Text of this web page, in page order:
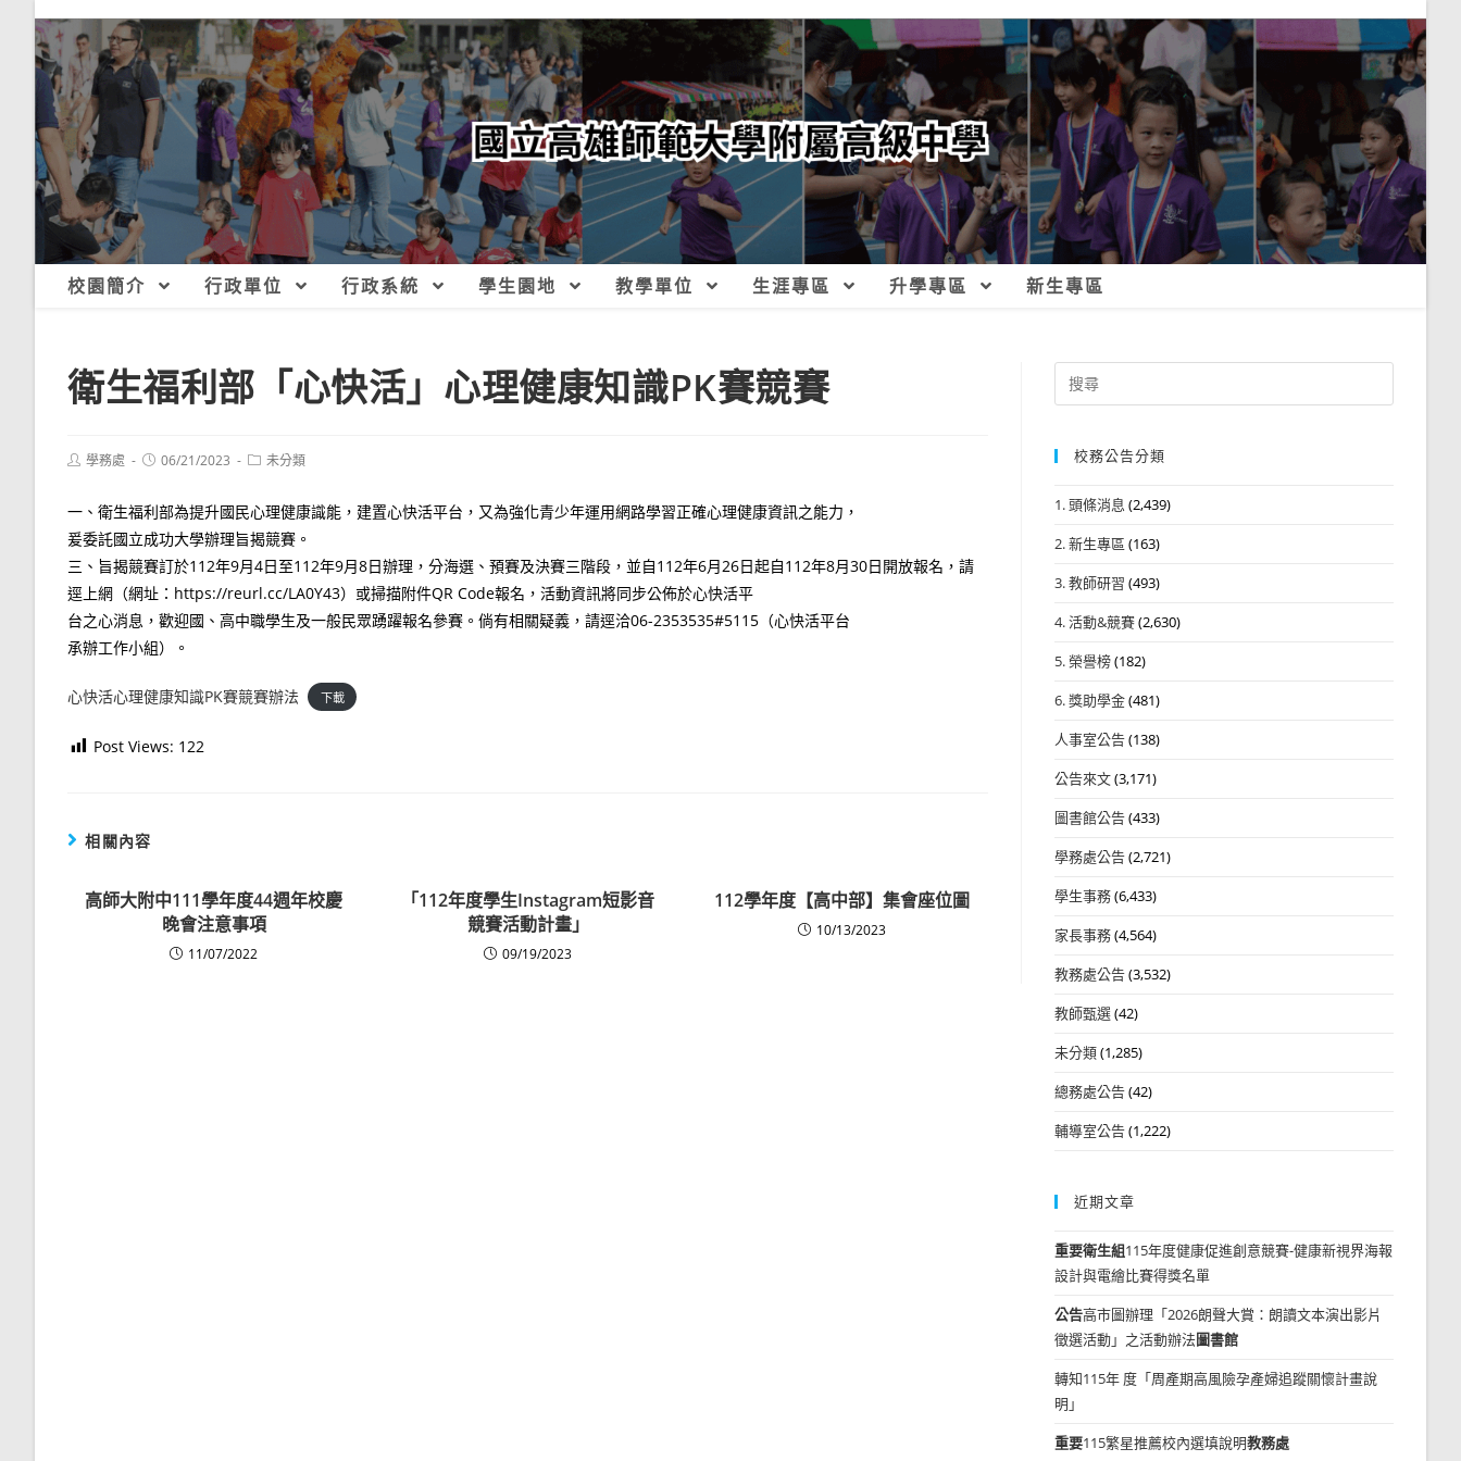
校園簡介 行政單位 行政系統 學生園地 教學單位 生涯專區 升學專區 新生專區
衛生福利部「心快活」心理健康知識PK賽競賽
Post學務處
Post06/21/2023
Post未分類
一、衛生福利部為提升國民心理健康識能，建置心快活平台，又為強化青少年運用網路學習正確心理健康資訊之能力，
爰委託國立成功大學辦理旨揭競賽。
三、旨揭競賽訂於112年9月4日至112年9月8日辦理，分海選、預賽及決賽三階段，並自112年6月26日起自112年8月30日開放報名，請
逕上網（網址：https://reurl.cc/LA0Y43）或掃描附件QR Code報名，活動資訊將同步公佈於心快活平
台之心消息，歡迎國、高中職學生及一般民眾踴躍報名參賽。倘有相關疑義，請逕洽06-2353535#5115（心快活平台
承辦工作小組）。
心快活心理健康知識PK賽競賽辦法 下載
Post Views: 122
相關內容
高師大附中111學年度44週年校慶
晚會注意事項
11/07/2022
「112年度學生Instagram短影音
競賽活動計畫」
09/19/2023
112學年度【高中部】集會座位圖
10/13/2023
Search
for:
校務公告分類
1. 頭條消息 (2,439)
2. 新生專區 (163)
3. 教師研習 (493)
4. 活動&競賽(2,630)
5. 榮譽榜(182)
6. 獎助學金(481)
人事室公告(138)
公告來文(3,171)
圖書館公告(433)
學務處公告(2,721)
學生事務(6,433)
家長事務(4,564)
教務處公告(3,532)
教師甄選(42)
未分類(1,285)
總務處公告(42)
輔導室公告(1,222)
近期文章
重要衛生組115年度健康促進創意競賽-健康新視界海報
設計與電繪比賽得獎名單
公告高市圖辦理「2026朗聲大賞：朗讀文本演出影片
徵選活動」之活動辦法圖書館
轉知115年 度「周產期高風險孕產婦追蹤關懷計畫說
明」
重要115繁星推薦校內選填說明教務處